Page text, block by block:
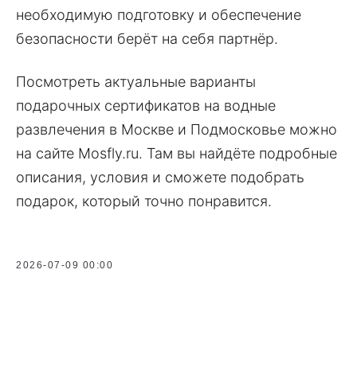
необходимую подготовку и обеспечение
безопасности берёт на себя партнёр.
Посмотреть актуальные варианты
подарочных сертификатов на водные
развлечения в Москве и Подмосковье можно
на сайте Mosfly.ru. Там вы найдёте подробные
описания, условия и сможете подобрать
подарок, который точно понравится.
2026-07-09 00:00